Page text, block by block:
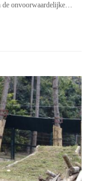
de onvoorwaardelijke…